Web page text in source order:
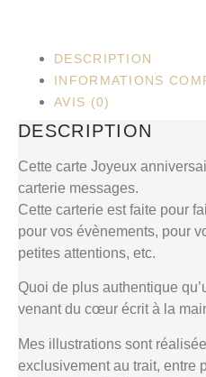
DESCRIPTION
INFORMATIONS
AVIS (0)
DESCRIPTION
Cette carte Joyeux
carterie messages.
Cette carterie est faite pour
pour vos évènements, pour
petites attentions, etc.
Quoi de plus authentique
venant du cœur écrit à la
Mes illustrations sont
exclusivement au trait, entre